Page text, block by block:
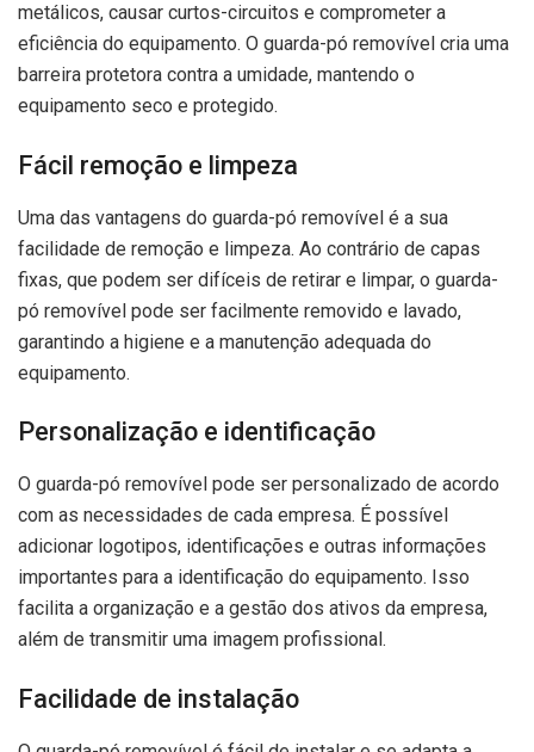
metálicos, causar curtos-circuitos e comprometer a
eficiência do equipamento. O guarda-pó removível cria uma
barreira protetora contra a umidade, mantendo o
equipamento seco e protegido.
Fácil remoção e limpeza
Uma das vantagens do guarda-pó removível é a sua
facilidade de remoção e limpeza. Ao contrário de capas
fixas, que podem ser difíceis de retirar e limpar, o guarda-
pó removível pode ser facilmente removido e lavado,
garantindo a higiene e a manutenção adequada do
equipamento.
Personalização e identificação
O guarda-pó removível pode ser personalizado de acordo
com as necessidades de cada empresa. É possível
adicionar logotipos, identificações e outras informações
importantes para a identificação do equipamento. Isso
facilita a organização e a gestão dos ativos da empresa,
além de transmitir uma imagem profissional.
Facilidade de instalação